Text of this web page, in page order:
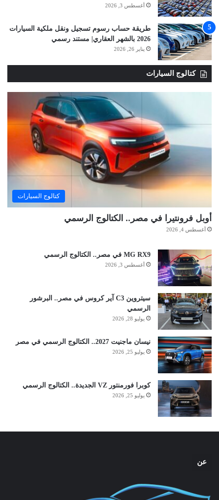
أغسطس 3, 2026
طريقة حساب رسوم تسجيل ونقل ملكية السيارات
2026 بالشهر العقاري| مستند رسمي
يناير 26, 2026
كتالوج السيارات
كتالوج السيارات
أوبل فرونتيرا في مصر.. الكتالوج الرسمي
أغسطس 4, 2026
MG RX9 في مصر.. الكتالوج الرسمي
أغسطس 3, 2026
سيتروين C3 آير كروس في مصر.. البرشور
الرسمي
يوليو 28, 2026
نيسان ماجنيت 2027.. الكتالوج الرسمي في مصر
يوليو 25, 2026
كوبرا فورمنتور VZ الجديدة.. الكتالوج الرسمي
يوليو 25, 2026
عن